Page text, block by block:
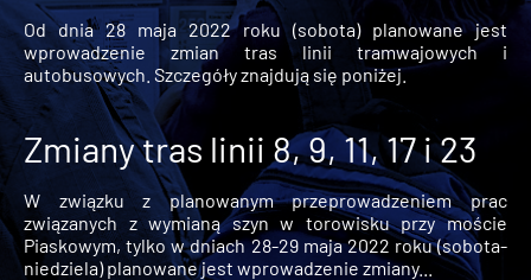
Od dnia 28 maja 2022 roku (sobota) planowane jest
wprowadzenie zmian tras linii tramwajowych i
autobusowych. Szczegóły znajdują się poniżej.
Zmiany tras linii 8, 9, 11, 17 i 23
W związku z planowanym przeprowadzeniem prac
związanych z wymianą szyn w torowisku przy moście
Piaskowym, tylko w dniach 28-29 maja 2022 roku (sobota-
niedziela) planowane jest wprowadzenie zmiany...